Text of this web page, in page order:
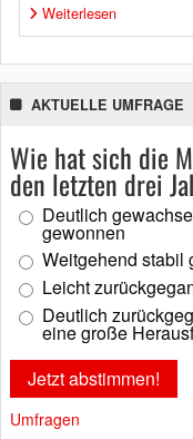
Weiterlesen
AKTUELLE UMFRAGE
Wie hat sich die
den letzten drei
Deutlich
gewonnen
Weitgehend stabil
Leicht
Deutlich
eine große
Umfragen